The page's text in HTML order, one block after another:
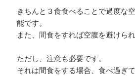
きちんと３食食べることで過度な
能です。
また、間食をすれば空腹を避けら
ただし、注意も必要です。
それは間食をする場合、食べ過ぎ